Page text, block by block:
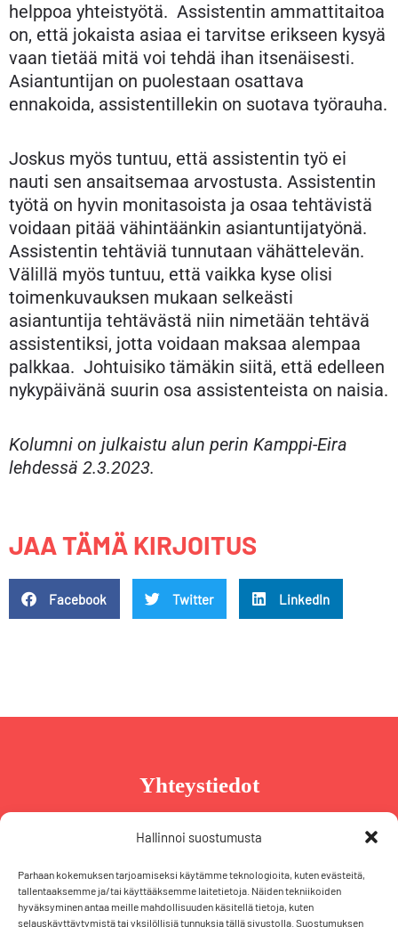
Hallinnoi suostumusta
Parhaan kokemuksen tarjoamiseksi käytämme teknologioita, kuten evästeitä,
tallentaaksemme ja/tai käyttääksemme laitetietoja. Näiden tekniikoiden
hyväksyminen antaa meille mahdollisuuden käsitellä tietoja, kuten
selauskäyttäytymistä tai yksilöllisiä tunnuksia tällä sivustolla. Suostumuksen
helppoa yhteistyötä. Assistentin ammattitaitoa
on, että jokaista asiaa ei tarvitse erikseen kysyä
vaan tietää mitä voi tehdä ihan itsenäisesti.
Asiantuntijan on puolestaan osattava
ennakoida, assistentillekin on suotava työrauha.
Joskus myös tuntuu, että assistentin työ ei
nauti sen ansaitsemaa arvostusta. Assistentin
työtä on hyvin monitasoista ja osaa tehtävistä
voidaan pitää vähintäänkin asiantuntijatyönä.
Assistentin tehtäviä tunnutaan vähättelevän.
Välillä myös tuntuu, että vaikka kyse olisi
toimenkuvauksen mukaan selkeästi
asiantuntija tehtävästä niin nimetään tehtävä
assistentiksi, jotta voidaan maksaa alempaa
palkkaa. Johtuisiko tämäkin siitä, että edelleen
nykypäivänä suurin osa assistenteista on naisia.
Kolumni on julkaistu alun perin Kamppi-Eira
lehdessä 2.3.2023.
JAA TÄMÄ KIRJOITUS
Facebook Twitter LinkedIn
Yhteystiedot
Taru Reinikainen
taru@tarureinikainen.fi